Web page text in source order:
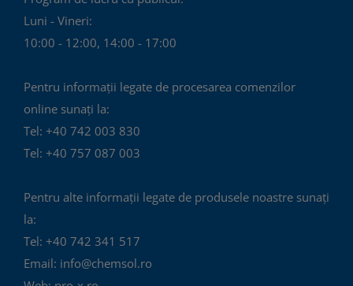
pagina
Luni - Vineri:
10:00 - 12:00, 14:00 - 17:00
Pentru informații legate de procesarea comenzilor
online sunați la:
Tel: +40 742 003 830
Tel: +40 757 087 003
Pentru alte informații legate de produsele noastre sunați
la:
Tel: +40 742 341 517
Email: info@chemsol.ro